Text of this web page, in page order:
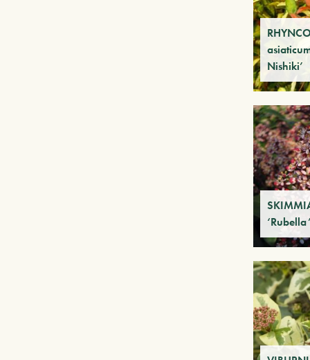
Nishiki’
‘Rubella’